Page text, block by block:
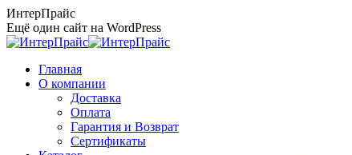
Перейти
к
содержанию
ИнтерПрайс
Ещё один сайт на WordPress
Главная
О компании
Доставка
Оплата
Гарантия и Возврат
Сертификаты